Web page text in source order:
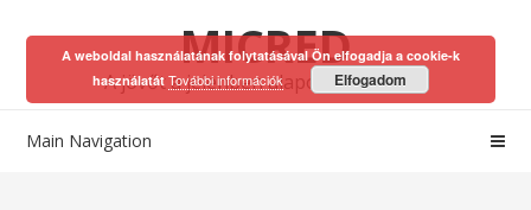
to
navigation
to
content
MICRED
A jövőt a jelenben alapozhatod meg!
Main Navigation
A weboldal használatának folytatásával Ön elfogadja a cookie-k
használatátTovábbi információk Elfogadom